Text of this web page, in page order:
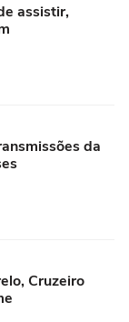
assistir,
da
Cruzeiro